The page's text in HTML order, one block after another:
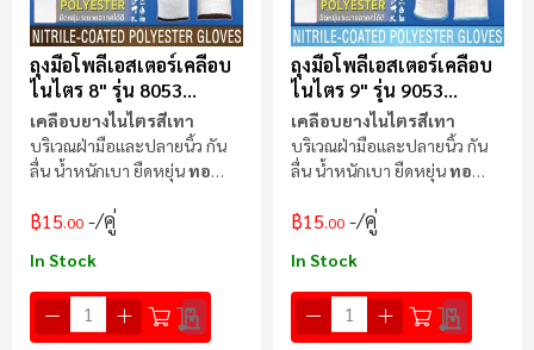
ถุงมือโพลีเอสเตอร์เคลือบ
ไนไตร 8" รุ่น 8053
YAMADA
เคลือบยางไนไตรสีเทา
บริเวณฝ่ามือและปลายนิ้ว กัน
ลื่น น้ำหนักเบา ยืดหยุ่นทอ
฿15.00 /คู่
In Stock
ถุงมือโพลีเอสเตอร์เคลือบ
ไนไตร 9" รุ่น 9053
YAMADA
เคลือบยางไนไตรสีเทา
บริเวณฝ่ามือและปลายนิ้ว กัน
ลื่น น้ำหนักเบา ยืดหยุ่นทอ
฿15.00 /คู่
In Stock